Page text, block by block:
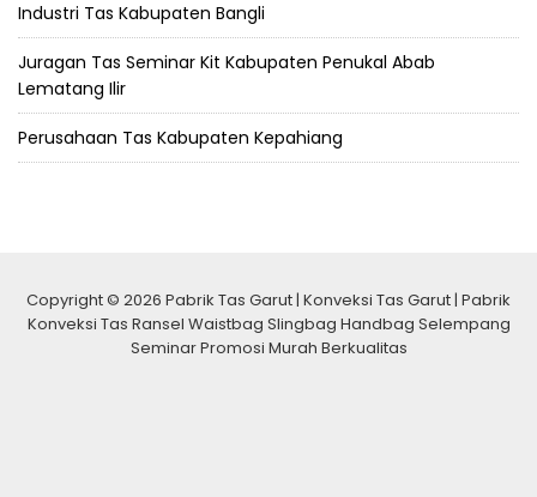
Industri Tas Kabupaten Bangli
Juragan Tas Seminar Kit Kabupaten Penukal Abab
Lematang Ilir
Perusahaan Tas Kabupaten Kepahiang
Copyright © 2026 Pabrik Tas Garut | Konveksi Tas Garut | Pabrik
Konveksi Tas Ransel Waistbag Slingbag Handbag Selempang
Seminar Promosi Murah Berkualitas